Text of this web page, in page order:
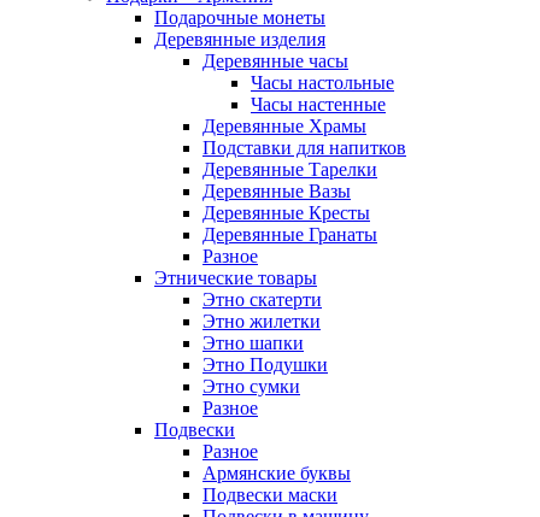
Подарочные монеты
Деревянные изделия
Деревянные часы
Часы настольные
Часы настенные
Деревянные Храмы
Подставки для напитков
Деревянные Тарелки
Деревянные Вазы
Деревянные Кресты
Деревянные Гранаты
Разное
Этнические товары
Этно скатерти
Этно жилетки
Этно шапки
Этно Подушки
Этно сумки
Разное
Подвески
Разное
Армянские буквы
Подвески маски